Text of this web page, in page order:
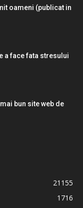
oameni (publicat in
a face fata stresului
bun site web de
21155
1716